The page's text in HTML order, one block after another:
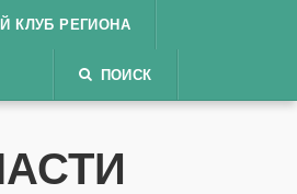
КЛУБ РЕГИОНА
ПОИСК